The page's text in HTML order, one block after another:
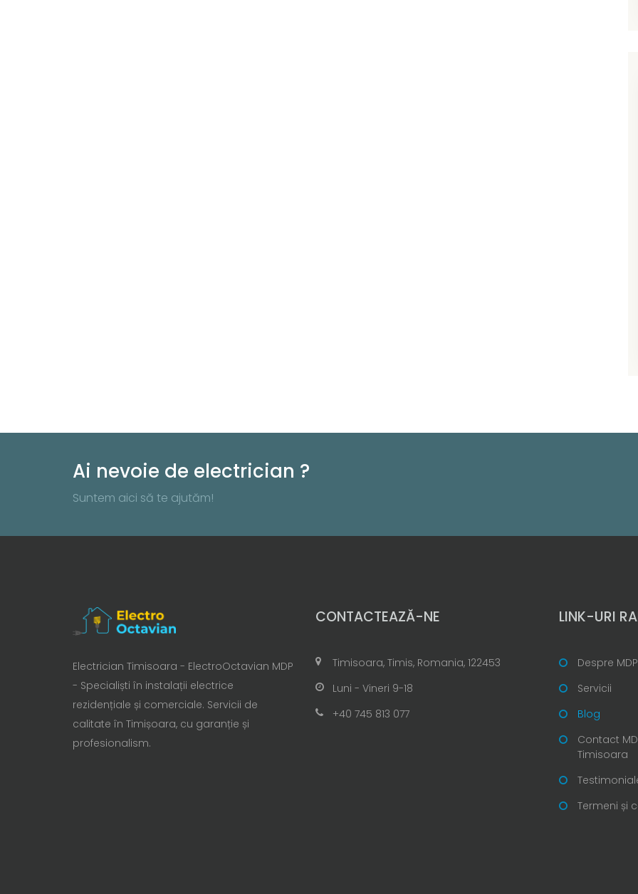
Ai nevoie de electrician ?
Suntem aici să te ajutăm!
Electrician Timisoara - ElectroOctavian MDP
- Specialiști în instalații electrice
rezidențiale și comerciale. Servicii de
calitate în Timișoara, cu garanție și
profesionalism.
CONTACTEAZĂ-NE
Timisoara, Timis, Romania, 122453
Luni - Vineri 9-18
+40 745 813 077
LINK-URI
Despre MDP
Servicii
Blog
Contact
Timisoara
Termeni și